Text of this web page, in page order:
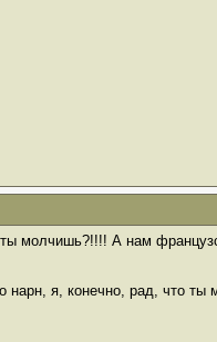
молчишь?!!!! А нам
нарн, я, конечно, рад, что